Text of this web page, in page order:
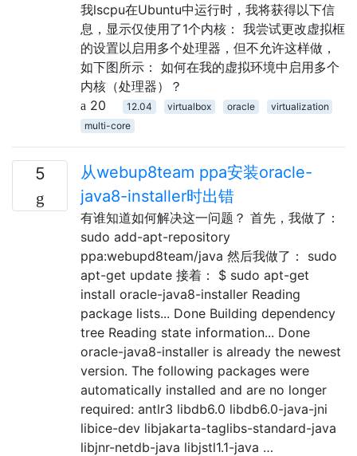
我lscpu在Ubuntu中运行时，我将获得以下信
息，显示仅使用了1个内核： 我尝试更改虚拟框
的设置以启用多个处理器，但不允许这样做，
如下图所示： 如何在我的虚拟环境中启用多个
内核（处理器）？
20
12.04 virtualbox oracle
virtualization
multi-core
5
从webup8team ppa安装oracle-
java8-installer时出错
有谁知道如何解决这一问题？ 首先，我做了：
sudo add-apt-repository
ppa:webupd8team/java 然后我做了： sudo
apt-get update 接着： $ sudo apt-get
install oracle-java8-installer Reading
package lists... Done Building dependency
tree Reading state information... Done
oracle-java8-installer is already the newest
version. The following packages were
automatically installed and are no longer
required: antlr3 libdb6.0 libdb6.0-java-jni
libice-dev libjakarta-taglibs-standard-java
libjnr-netdb-java libjstl1.1-java …